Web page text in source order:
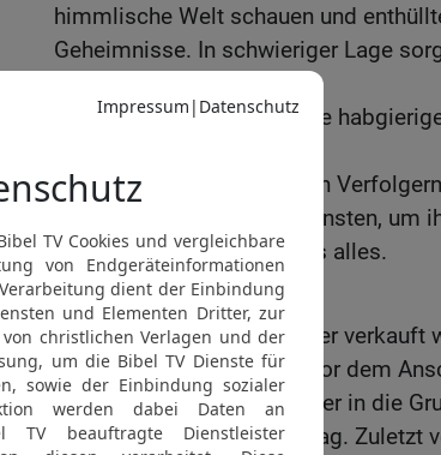
himmlische Welt schauen und
Geheimnisse. In schwieriger Lage
Sie half ihm gegen seine
12 Sie rettete ihn vor seinen
entschied sie zu seinen Gunsten, um
Frömmigkeit stärker ist als alles.
Josef
13 Den guten Menschen, der verkauft
Stich, sondern rettete ihn vor dem
14 Sie stieg mit ihm hinunter in die
aus, während er in Ketten lag.